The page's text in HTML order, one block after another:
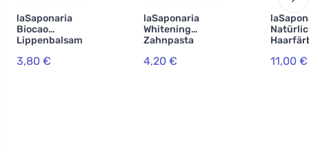
laSaponaria
Biocao
Lippenbalsam
mit
Hyaluronsäure
3,80 €
laSaponaria
Whitening
Zahnpasta
WonderWhite -
Minze und
4,20 €
g) -
11,00 €